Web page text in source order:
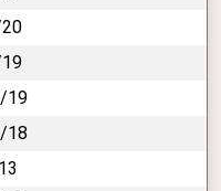
19
18